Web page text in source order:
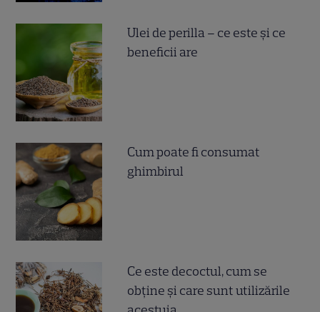
Ulei de perilla – ce este și ce
beneficii are
Cum poate fi consumat
ghimbirul
Ce este decoctul, cum se
obţine şi care sunt utilizările